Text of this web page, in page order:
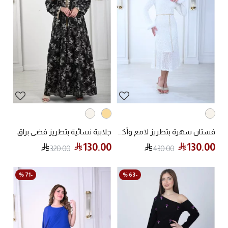
130.00
430.00
جلابية نسائية بتطريز فضي براق
130.00
320.00
-63 %
-71 %